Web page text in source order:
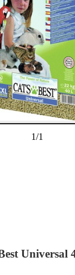
1/1
Universal